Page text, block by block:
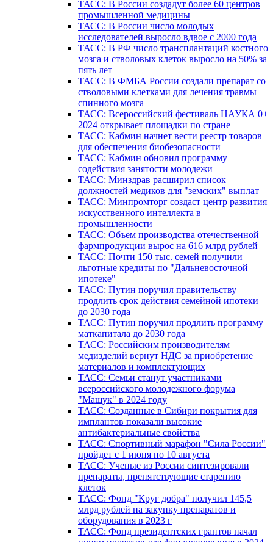
ТАСС: В России создадут более 60 центров
промышленной медицины
ТАСС: В России число молодых
исследователей выросло вдвое с 2000 года
ТАСС: В РФ число трансплантаций костного
мозга и стволовых клеток выросло на 50% за
пять лет
ТАСС: В ФМБА России создали препарат со
стволовыми клетками для лечения травмы
спинного мозга
ТАСС: Всероссийский фестиваль НАУКА 0+
2024 открывает площадки по стране
ТАСС: Кабмин начнет вести реестр товаров
для обеспечения биобезопасности
ТАСС: Кабмин обновил программу
содействия занятости молодежи
ТАСС: Минздрав расширил список
должностей медиков для "земских" выплат
ТАСС: Минпромторг создаст центр развития
искусственного интеллекта в
промышленности
ТАСС: Объем производства отечественной
фармпродукции вырос на 616 млрд рублей
ТАСС: Почти 150 тыс. семей получили
льготные кредиты по "Дальневосточной
ипотеке"
ТАСС: Путин поручил правительству
продлить срок действия семейной ипотеки
до 2030 года
ТАСС: Путин поручил продлить программу
маткапитала до 2030 года
ТАСС: Российским производителям
медизделий вернут НДС за приобретение
материалов и комплектующих
ТАСС: Семьи станут участниками
всероссийского молодежного форума
"Машук" в 2024 году
ТАСС: Созданные в Сибири покрытия для
имплантов показали высокие
антибактериальные свойства
ТАСС: Спортивный марафон "Сила России"
пройдет с 1 июня по 10 августа
ТАСС: Ученые из России синтезировали
препараты, препятствующие старению
клеток
ТАСС: Фонд "Круг добра" получил 145,5
млрд рублей на закупку препаратов и
оборудования в 2023 г
ТАСС: Фонд президентских грантов начал